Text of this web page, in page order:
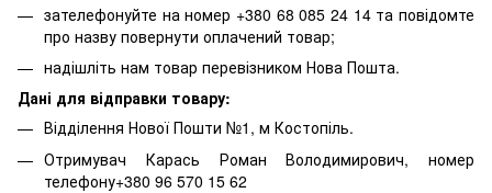
зателефонуйте на номер +380 68 085 24 14 та повідомте
про назву повернути оплачений товар;
надішліть нам товар перевізником Нова Пошта.
Дані для відправки товару:
Відділення Нової Пошти №1, м Костопіль.
Отримувач Карась Роман Володимирович, номер
телефону+380 96 570 15 62